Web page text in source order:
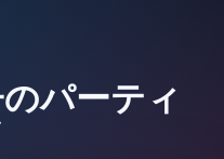
パーティ